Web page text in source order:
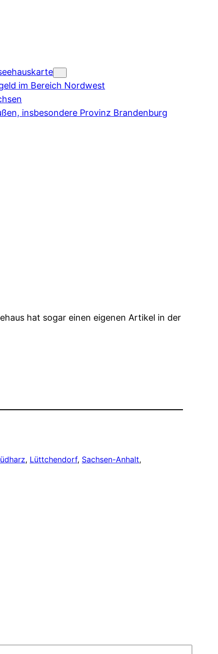
im Bereich Nordwest
insbesondere Provinz Brandenburg
hat sogar einen eigenen Artikel in der
, Lüttchendorf, Sachsen-Anhalt